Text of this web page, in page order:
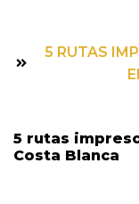
5 RUTAS
5 rutas
Costa Blanca